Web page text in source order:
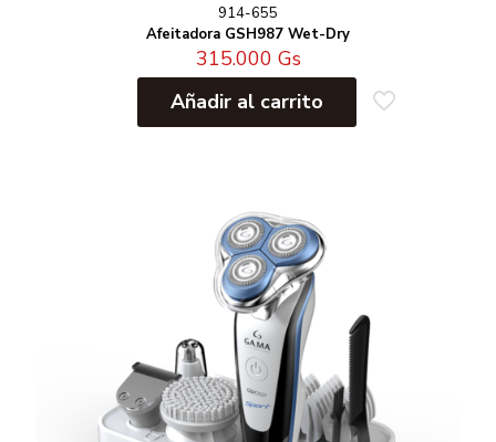
914-655
Afeitadora GSH987 Wet-Dry
315.000 Gs
Añadir al carrito